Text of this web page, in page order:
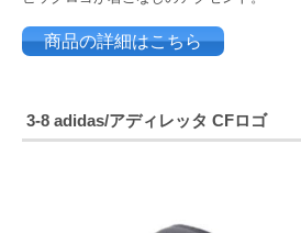
商品の詳細はこちら
3-8 adidas/アディレッタ CFロゴ